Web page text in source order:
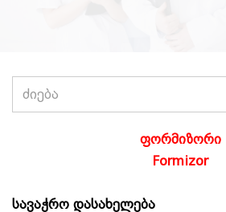
ფორმიზორი
Formizor
სავაჭრო დასახელება